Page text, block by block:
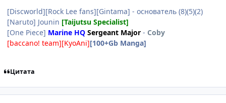
[Discworld][Rock Lee fans][Gintama] - основатель (8)(5)(2)
[Naruto] Jounin [Taijutsu Specialist]
[One Piece] Marine HQ Sergeant Major - Coby
[baccano! team][KyoAni][100+Gb Manga]
Цитата